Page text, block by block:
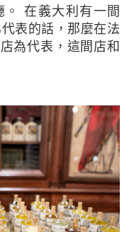
。 在義大利有一間
代表的話，那麼在法
為代表，這間店和